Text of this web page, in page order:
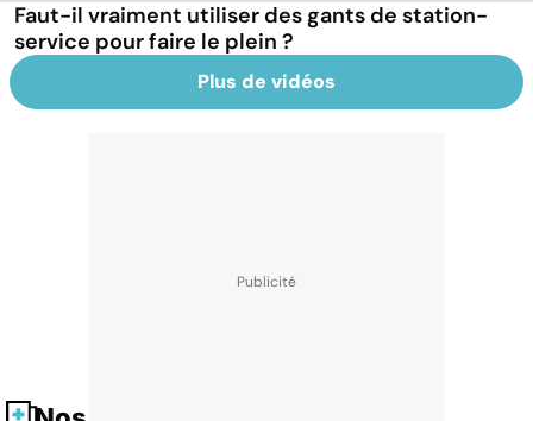
Faut-il vraiment utiliser des gants de station-
service pour faire le plein ?
Plus de vidéos